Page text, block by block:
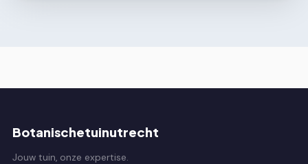
Botanischetuinutrecht
Jouw tuin, onze expertise.